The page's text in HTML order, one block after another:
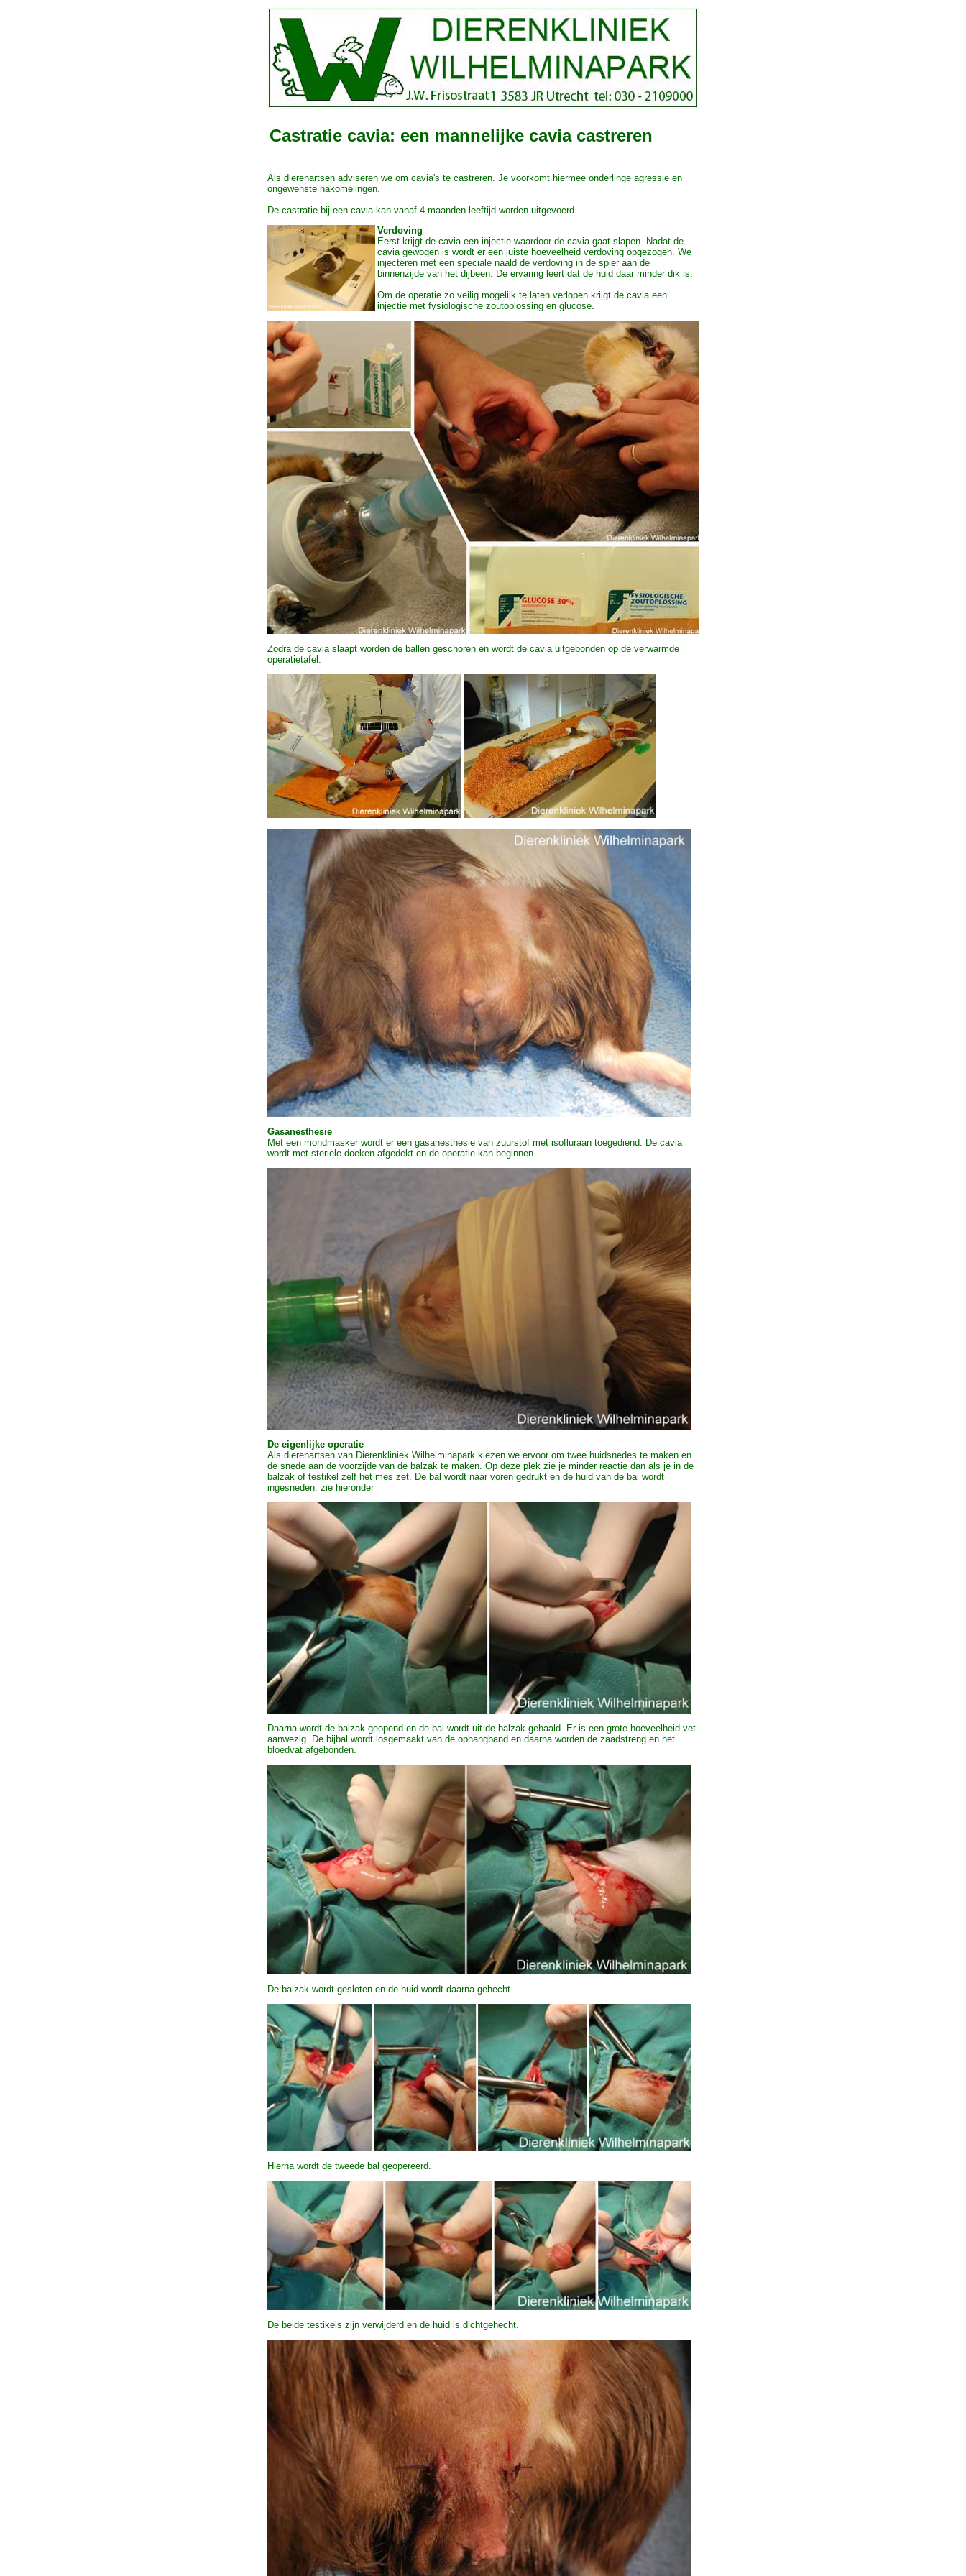
Castratie cavia: een mannelijke cavia castreren
Als dierenartsen adviseren we om cavia's te castreren. Je voorkomt hiermee onderlinge agressie en
ongewenste nakomelingen.
De castratie bij een cavia kan vanaf 4 maanden leeftijd worden uitgevoerd.
Verdoving
Eerst krijgt de cavia een injectie waardoor de cavia gaat slapen. Nadat de
cavia gewogen is wordt er een juiste hoeveelheid verdoving opgezogen. We
injecteren met een speciale naald de verdoving in de spier aan de
binnenzijde van het dijbeen. De ervaring leert dat de huid daar minder dik is.
Om de operatie zo veilig mogelijk te laten verlopen krijgt de cavia een
injectie met fysiologische zoutoplossing en glucose.
Zodra de cavia slaapt worden de ballen geschoren en wordt de cavia uitgebonden op de verwarmde
operatietafel.
Gasanesthesie
Met een mondmasker wordt er een gasanesthesie van zuurstof met isofluraan toegediend. De cavia
wordt met steriele doeken afgedekt en de operatie kan beginnen.
De eigenlijke operatie
Als dierenartsen van Dierenkliniek Wilhelminapark kiezen we ervoor om twee huidsnedes te maken en
de snede aan de voorzijde van de balzak te maken. Op deze plek zie je minder reactie dan als je in de
balzak of testikel zelf het mes zet. De bal wordt naar voren gedrukt en de huid van de bal wordt
ingesneden: zie hieronder
Daarna wordt de balzak geopend en de bal wordt uit de balzak gehaald. Er is een grote hoeveelheid vet
aanwezig. De bijbal wordt losgemaakt van de ophangband en daarna worden de zaadstreng en het
bloedvat afgebonden.
De balzak wordt gesloten en de huid wordt daarna gehecht.
Hierna wordt de tweede bal geopereerd.
De beide testikels zijn verwijderd en de huid is dichtgehecht.